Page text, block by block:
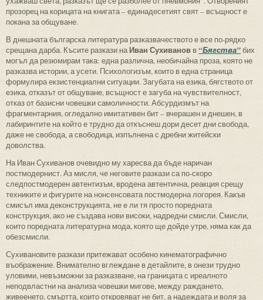
прозорец на корицата на книгата – единадесетият свят – всъщност е
покана за общуване.
В днешната българска литература разказвачеството е все по-рядко
срещана дарба. Късите разкази наИван Сухиванов в“Бягства”бих
могъл да резюмирам така: една различна, необичайна проза, която не
разказва истории, а усети. Психологизъм, които в една страница
формулира екзистенциални ситуации. Загубата на езика, бягството от
езика, отказът от общуване, всъщност е загуба на чувствителност,
отказ от базисни човешки самоличности. Абсурдизмът на
фрагментарния, огледално имитативен бит – вчерашен и днешен, в
лабиринтите на който е трудно да откъснеш дори десет дни свобода,
даже не свобода, а свободица, изпълнена с дребни житейски
доволства.
На Иван Сухиванов очевидно му харесва да бъде наричан
постмодернист. Аз мисля, че неговите разкази са по-скоро
следпостмодерен автентизъм, вродена автентична, реакция срещу
техниките и фигурите на нонсенсовата постмодерна логорея. Какъв
смисъл има деконструкцията, не е ли тя просто поредната
конструкция, ако не създава нови високи, надредни смисли. Смисли,
които поредната литературна мода, която ще дойде утре, няма как да
обезсмисли.
Сухивановите разкази притежават особено кинематографично
въображение. Внимателно вглеждане в детайлите, в онези трудно
уловими, невъзможни за разказване, на границата с иреалното
неподвластни на анализа човешки мигове, между раждането,
живеенето, смъртта, които откровяват не бит, а надеждата и воля за